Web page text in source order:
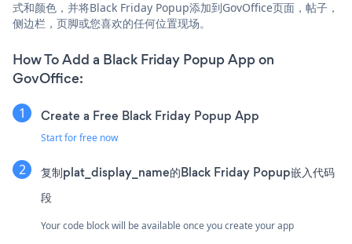
式和颜色，并将Black Friday Popup添加到GovOffice页面，帖子，
侧边栏，页脚或您喜欢的任何位置现场。
How To Add a Black Friday Popup App on
GovOffice:
Create a Free Black Friday Popup App
Start for free now
复制plat_display_name的Black Friday Popup嵌入代码
段
Your code block will be available once you create your app